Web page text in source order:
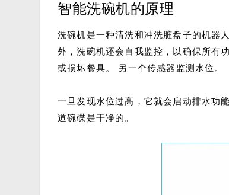
智能洗碗机的原理
洗碗机是一种清洗和冲洗脏盘子的机器
外，洗碗机还会自我监控，以确保所有
或损坏餐具。 另一个传感器监测水位。
一旦发现水位过高，它就会启动排水功
道碗碟是干净的。